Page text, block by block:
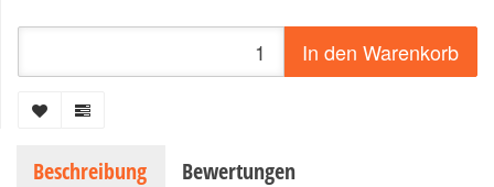
In den Warenkorb
Beschreibung Bewertungen